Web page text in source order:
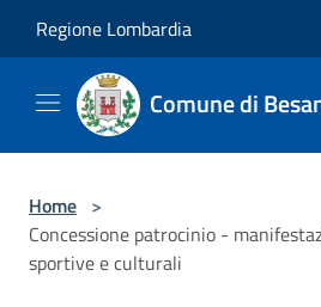
Regione Lombardia
Comune di
Home >
Concessione patrocinio -
sportive e culturali